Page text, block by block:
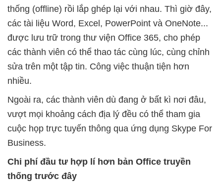
thống (offline) rồi lắp ghép lại với nhau. Thì giờ đây,
các tài liệu Word, Excel, PowerPoint và OneNote...
được lưu trữ trong thư viện Office 365, cho phép
các thành viên có thể thao tác cùng lúc, cùng chỉnh
sửa trên một tập tin. Công việc thuận tiện hơn
nhiều.
Ngoài ra, các thành viên dù đang ở bất kì nơi đâu,
vượt mọi khoảng cách địa lý đều có thể tham gia
cuộc họp trực tuyến thông qua ứng dụng Skype For
Business.
Chi phí đầu tư hợp lí hơn bản Office truyền
thống trước đây